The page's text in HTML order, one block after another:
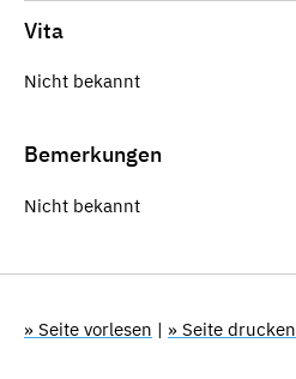
Vita
Nicht bekannt
Bemerkungen
Nicht bekannt
» Seite vorlesen | » Seite drucken